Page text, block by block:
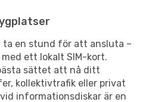
ta en stund för att ansluta –
ett lokalt SIM-kort.
sättet att nå ditt
kollektivtrafik eller privat
informationsdiskar är en